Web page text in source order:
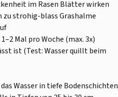
im Rasen Blätter wirken
strohig-blass Grashalme
Mal pro Woche (max. 3x)
ist (Test: Wasser quillt beim
Wasser in tiefe Bodenschichten